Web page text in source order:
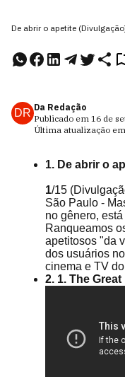
De abrir o apetite
DR Da Redação
Publicado em 16 de
Última atualização em
1. De abrir o
1/15
São Paulo -
no gênero,
Ranqueamos
apetitosos "da
dos usuários
cinema e TV
2. 1. The